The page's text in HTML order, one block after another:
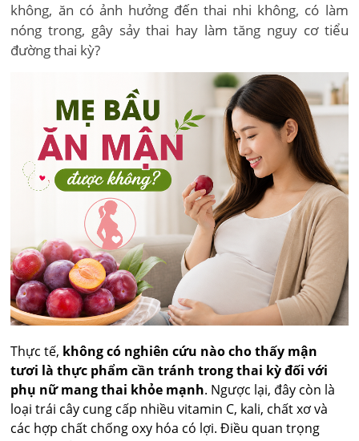
không, ăn có ảnh hưởng đến thai nhi không, có làm
nóng trong, gây sảy thai hay làm tăng nguy cơ tiểu
đường thai kỳ?
Thực tế, không có nghiên cứu nào cho thấy mận
tươi là thực phẩm cần tránh trong thai kỳ đối với
phụ nữ mang thai khỏe mạnh. Ngược lại, đây còn là
loại trái cây cung cấp nhiều vitamin C, kali, chất xơ và
các hợp chất chống oxy hóa có lợi. Điều quan trọng